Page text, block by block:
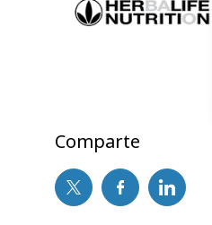
Comparte